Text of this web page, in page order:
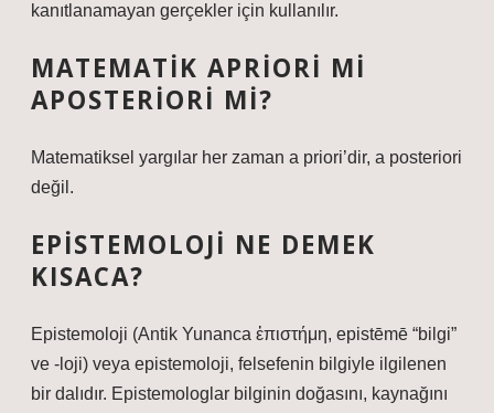
kanıtlanamayan gerçekler için kullanılır.
MATEMATIK APRIORI MI
APOSTERIORI MI?
Matematiksel yargılar her zaman a priori’dir, a posteriori
değil.
EPISTEMOLOJI NE DEMEK
KISACA?
Epistemoloji (Antik Yunanca ἐπιστήμη, epistēmē “bilgi”
ve -loji) veya epistemoloji, felsefenin bilgiyle ilgilenen
bir dalıdır. Epistemologlar bilginin doğasını, kaynağını